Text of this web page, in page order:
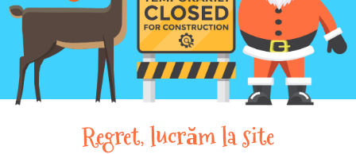
Regret, lucrăm la site